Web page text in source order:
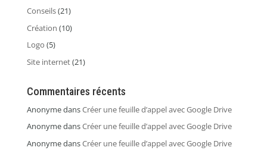
Conseils(21)
Création (10)
Logo (5)
Site internet(21)
Commentaires récents
AnonymedansCréer une feuille d’appel avec Google Drive
AnonymedansCréer une feuille d’appel avec Google Drive
AnonymedansCréer une feuille d’appel avec Google Drive